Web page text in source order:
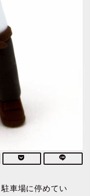
車場に停めてい